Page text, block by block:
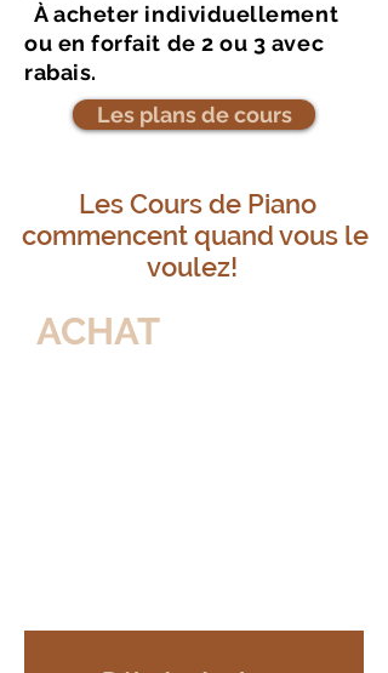
À acheter individuellement
ou en forfait de 2 ou 3 avec
rabais.
Les plans de cours
Les Cours de Piano
commencent quand vous le
voulez!
ACHAT